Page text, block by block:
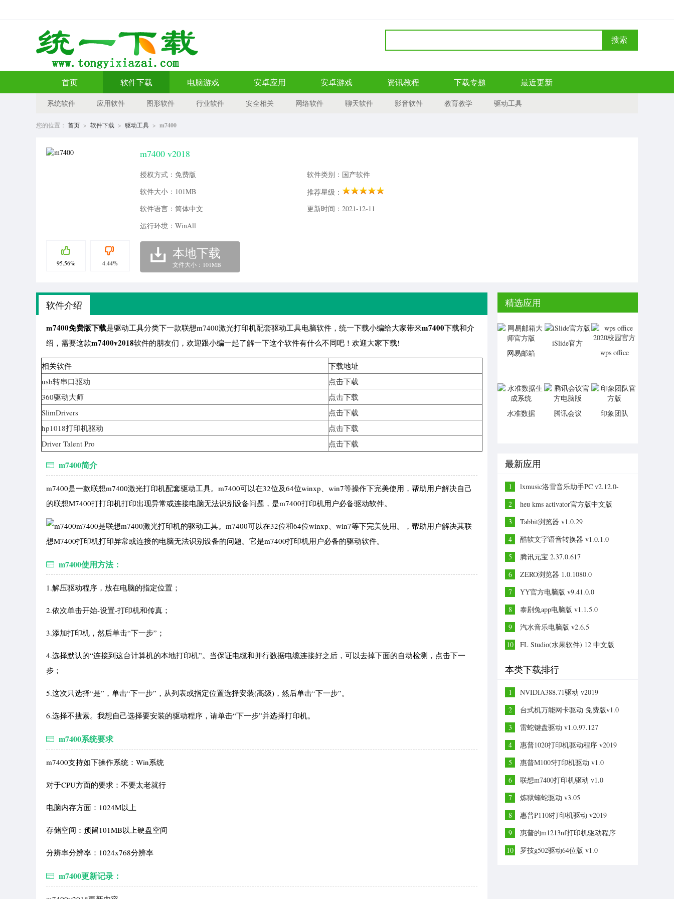
搜索
首页 软件下载 电脑游戏 安卓应用 安卓游戏 资讯教程 下载专题 最近更新
系统软件 应用软件 图形软件 行业软件 安全相关 网络软件 聊天软件 影音软件 教育教学 驱动工具
您的位置： 首页 > 软件下载 > 驱动工具 > m7400
95.56% 4.44%
m7400 v2018
授权方式：免费版
软件类别：国产软件
软件大小：101MB
推荐星级：
软件语言：简体中文
更新时间：2021-12-11
运行环境：WinAll
本地下载
文件大小：101MB
软件介绍
m7400免费版下载是驱动工具分类下一款联想m7400激光打印机配套驱动工具电脑软件，统一下载小编给大家带来m7400下载和介
绍，需要这款m7400v2018软件的朋友们，欢迎跟小编一起了解一下这个软件有什么不同吧！欢迎大家下载!
相关软件
下载地址
usb转串口驱动
点击下载
360驱动大师
点击下载
SlimDrivers
点击下载
hp1018打印机驱动
点击下载
Driver Talent Pro
点击下载
m7400简介
m7400是一款联想m7400激光打印机配套驱动工具。m7400可以在32位及64位winxp、win7等操作下完美使用，帮助用户解决自己
的联想M7400打打印机打印出现异常或连接电脑无法识别设备问题，是m7400打印机用户必备驱动软件。
m7400是联想m7400激光打印机的驱动工具。m7400可以在32位和64位winxp、win7等下完美使用。，帮助用户解决其联
想M7400打印机打印异常或连接的电脑无法识别设备的问题。它是m7400打印机用户必备的驱动软件。
m7400使用方法：
1.解压驱动程序，放在电脑的指定位置；
2.依次单击开始-设置-打印机和传真；
3.添加打印机，然后单击“下一步”；
4.选择默认的“连接到这台计算机的本地打印机”。当保证电缆和并行数据电缆连接好之后，可以去掉下面的自动检测，点击下一
步；
5.这次只选择“是”，单击“下一步”，从列表或指定位置选择安装(高级)，然后单击“下一步”。
6.选择不搜索。我想自己选择要安装的驱动程序，请单击“下一步”并选择打印机。
m7400系统要求
m7400支持如下操作系统：Win系统
对于CPU方面的要求：不要太老就行
电脑内存方面：1024M以上
存储空间：预留101MB以上硬盘空间
分辨率分辨率：1024x768分辨率
m7400更新记录：
精选应用
网易邮箱
iSlide官方
wps office
水准数据
腾讯会议
印象团队
最新应用
1
lxmusic洛雪音乐助手PC v2.12.0-
2
heu kms activator官方版中文版
3
Tabbit浏览器 v1.0.29
4
酷软文字语音转换器 v1.0.1.0
5
腾讯元宝 2.37.0.617
6
ZERO浏览器 1.0.1080.0
7
YY官方电脑版 v9.41.0.0
8
泰剧兔app电脑版 v1.1.5.0
9
汽水音乐电脑版 v2.6.5
10
FL Studio(水果软件) 12 中文版
本类下载排行
1
NVIDIA388.71驱动 v2019
2
台式机万能网卡驱动 免费版v1.0
3
雷蛇键盘驱动 v1.0.97.127
4
惠普1020打印机驱动程序 v2019
5
惠普M1005打印机驱动 v1.0
6
联想m7400打印机驱动 v1.0
7
炼狱蝰蛇驱动 v3.05
8
惠普P1108打印机驱动 v2019
9
惠普的m1213nf打印机驱动程序
10 罗技g502驱动64位版 v1.0